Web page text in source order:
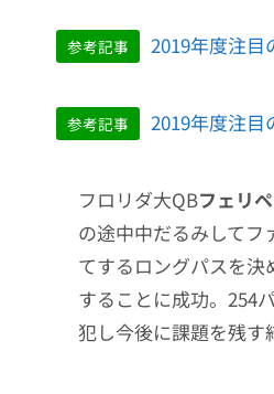
参考記事 2019年度注目
参考記事 2019年度注目
フロリダ大QBフェリ
の途中中だるみして
てするロングパスを
することに成功。254
犯し今後に課題を残す